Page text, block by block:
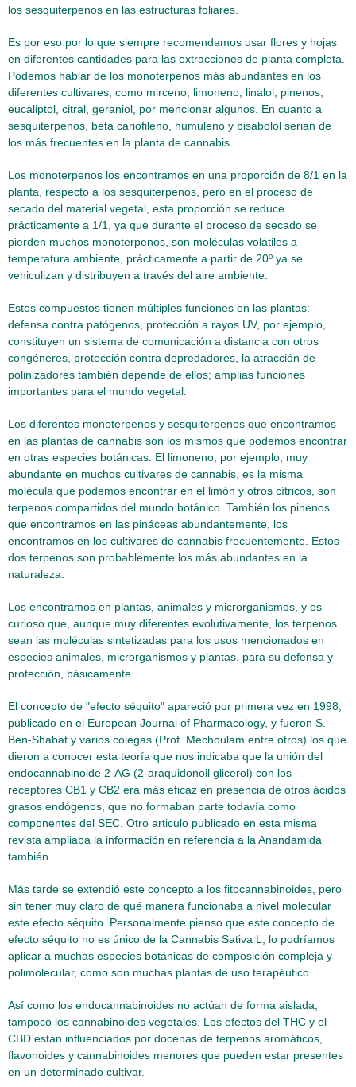
los sesquiterpenos en las estructuras foliares.
Es por eso por lo que siempre recomendamos usar flores y hojas
en diferentes cantidades para las extracciones de planta completa.
Podemos hablar de los monoterpenos más abundantes en los
diferentes cultivares, como mirceno, limoneno, linalol, pinenos,
eucaliptol, citral, geraniol, por mencionar algunos. En cuanto a
sesquiterpenos, beta cariofileno, humuleno y bisabolol serian de
los más frecuentes en la planta de cannabis.
Los monoterpenos los encontramos en una proporción de 8/1 en la
planta, respecto a los sesquiterpenos, pero en el proceso de
secado del material vegetal, esta proporción se reduce
prácticamente a 1/1, ya que durante el proceso de secado se
pierden muchos monoterpenos, son moléculas volátiles a
temperatura ambiente, prácticamente a partir de 20º ya se
vehiculizan y distribuyen a través del aire ambiente.
Estos compuestos tienen múltiples funciones en las plantas:
defensa contra patógenos, protección a rayos UV, por ejemplo,
constituyen un sistema de comunicación a distancia con otros
congéneres, protección contra depredadores, la atracción de
polinizadores también depende de ellos; amplias funciones
importantes para el mundo vegetal.
Los diferentes monoterpenos y sesquiterpenos que encontramos
en las plantas de cannabis son los mismos que podemos encontrar
en otras especies botánicas. El limoneno, por ejemplo, muy
abundante en muchos cultivares de cannabis, es la misma
molécula que podemos encontrar en el limón y otros cítricos, son
terpenos compartidos del mundo botánico. También los pinenos
que encontramos en las pináceas abundantemente, los
encontramos en los cultivares de cannabis frecuentemente. Estos
dos terpenos son probablemente los más abundantes en la
naturaleza.
Los encontramos en plantas, animales y microrganismos, y es
curioso que, aunque muy diferentes evolutivamente, los terpenos
sean las moléculas sintetizadas para los usos mencionados en
especies animales, microrganismos y plantas, para su defensa y
protección, básicamente.
El concepto de "efecto séquito" apareció por primera vez en 1998,
publicado en el European Journal of Pharmacology, y fueron S.
Ben-Shabat y varios colegas (Prof. Mechoulam entre otros) los que
dieron a conocer esta teoría que nos indicaba que la unión del
endocannabinoide 2-AG (2-araquidonoil glicerol) con los
receptores CB1 y CB2 era más eficaz en presencia de otros ácidos
grasos endógenos, que no formaban parte todavía como
componentes del SEC. Otro articulo publicado en esta misma
revista ampliaba la información en referencia a la Anandamida
también.
Más tarde se extendió este concepto a los fitocannabinoides, pero
sin tener muy claro de qué manera funcionaba a nivel molecular
este efecto séquito. Personalmente pienso que este concepto de
efecto séquito no es único de la Cannabis Sativa L, lo podríamos
aplicar a muchas especies botánicas de composición compleja y
polimolecular, como son muchas plantas de uso terapéutico.
Así como los endocannabinoides no actúan de forma aislada,
tampoco los cannabinoides vegetales. Los efectos del THC y el
CBD están influenciados por docenas de terpenos aromáticos,
flavonoides y cannabinoides menores que pueden estar presentes
en un determinado cultivar.